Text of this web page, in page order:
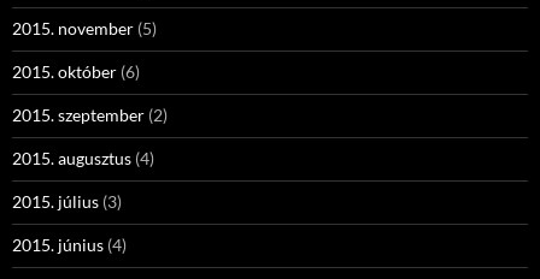
2015. november (5)
2015. október (6)
2015. szeptember (2)
2015. augusztus (4)
2015. július (3)
2015. június (4)